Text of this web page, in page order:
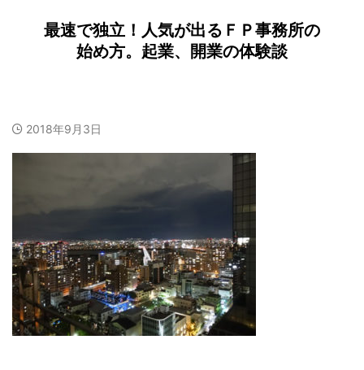
最速で独立！人気が出るＦＰ事務所の
始め方。起業、開業の体験談
2018年9月3日